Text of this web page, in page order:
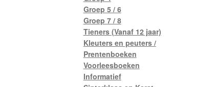
Groep 5 / 6
Groep 7 / 8
Tieners (Vanaf 12 jaar)
Kleuters en peuters /
Prentenboeken
Voorleesboeken
Informatief